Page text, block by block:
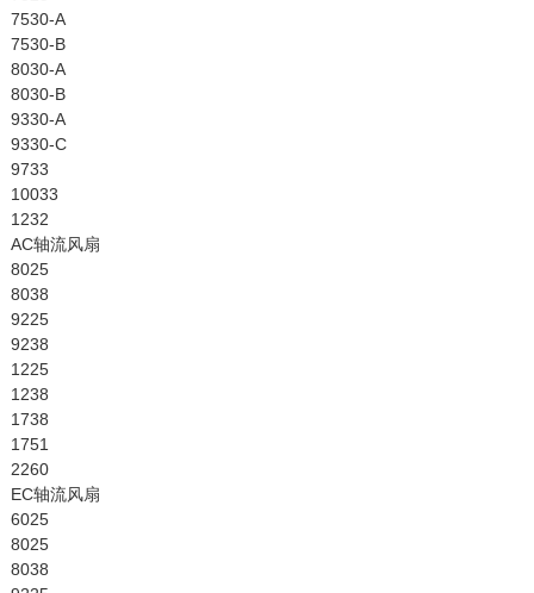
7530-A
7530-B
8030-A
8030-B
9330-A
9330-C
9733
10033
1232
AC轴流风扇
8025
8038
9225
9238
1225
1238
1738
1751
2260
EC轴流风扇
6025
8025
8038